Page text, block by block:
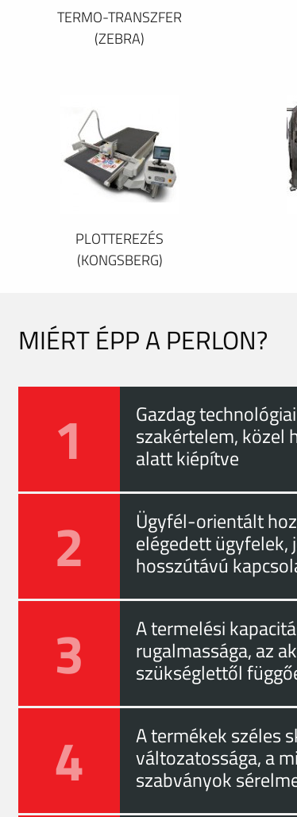
TERMO-TRANSZFER
(ZEBRA)
PLOTTEREZÉS
(KONGSBERG)
MIÉRT ÉPP A PERLON?
1 Gazdag
szakértelem, közel
alatt kiépítve
2 Ügyfél-orientált
elégedett ügyfelek,
hosszútávú
3 A termelési
rugalmassága, az
szükséglettől
4 A termékek széles
változatossága, a
szabványok